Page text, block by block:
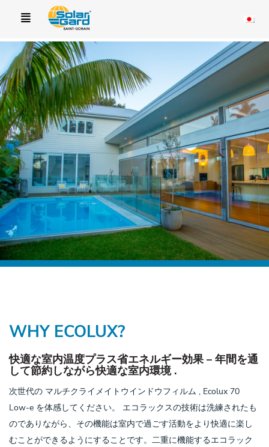
WHY ECOLUX?
快適な室内温度プラス省エネルギー効果 – 年間を通
して節約しながら快適な室内環境 .
次世代の マルチクライメイトウインドウフィルム , Ecolux 70
Low-e を体感してください。 エコラックスの技術は洗練されたも
のでありながら、その機能は室内で過ごす活動をより快適に楽し
むことができるようにすることです。二重に機能するエコラック